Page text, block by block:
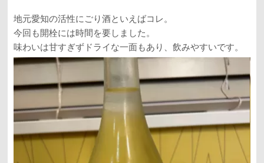
地元愛知の活性にごり酒といえばコレ。
今回も開栓には時間を要しました。
味わいは甘すぎずドライな一面もあり、飲みやすいです。